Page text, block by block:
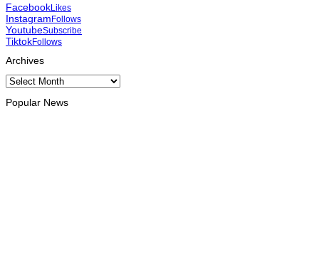
FacebookLikes
InstagramFollows
YoutubeSubscribe
TiktokFollows
Archives
Archives
Popular News